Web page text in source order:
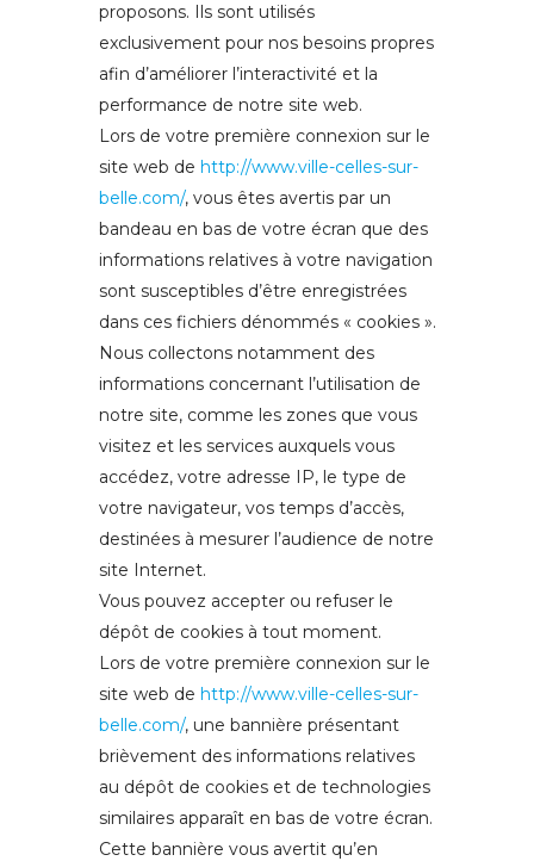
proposons. Ils sont utilisés
exclusivement pour nos besoins propres
afin d’améliorer l’interactivité et la
performance de notre site web.
Lors de votre première connexion sur le
site web de http://www.ville-celles-sur-
belle.com/, vous êtes avertis par un
bandeau en bas de votre écran que des
informations relatives à votre navigation
sont susceptibles d’être enregistrées
dans ces fichiers dénommés « cookies ».
Nous collectons notamment des
informations concernant l’utilisation de
notre site, comme les zones que vous
visitez et les services auxquels vous
accédez, votre adresse IP, le type de
votre navigateur, vos temps d’accès,
destinées à mesurer l’audience de notre
site Internet.
Vous pouvez accepter ou refuser le
dépôt de cookies à tout moment.
Lors de votre première connexion sur le
site web de http://www.ville-celles-sur-
belle.com/, une bannière présentant
brièvement des informations relatives
au dépôt de cookies et de technologies
similaires apparaît en bas de votre écran.
Cette bannière vous avertit qu’en